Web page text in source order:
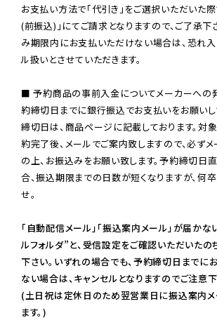
お支払い方法で「代引き」をご選択いただいた際
(前振込)」にてご請求となりますので、ご了承下
み期限内にお支払いただけない場合は、恐れ
ル扱いとさせていただきます。
■ 予約商品の事前入金についてメーカーへの
約締切日までに銀行振込でお支払いをお願い
締切日は、商品ページに記載しております。対
約完了後、メールでご案内致しますので、必ず
の上、お振込みをお願い致します。予約締切日
合、振込期限までの日数が短くなりますが、何
せ。
「自動配信メール」「振込案内メール」が届かな
ルフォルダ”と、受信設定をご確認いただいたの
下さい。いずれの場合でも、予約締切日までに
ない場合は、キャンセルとなりますのでご注意下
(土日祝は定休日のため翌営業日に振込案内メ
ます。)